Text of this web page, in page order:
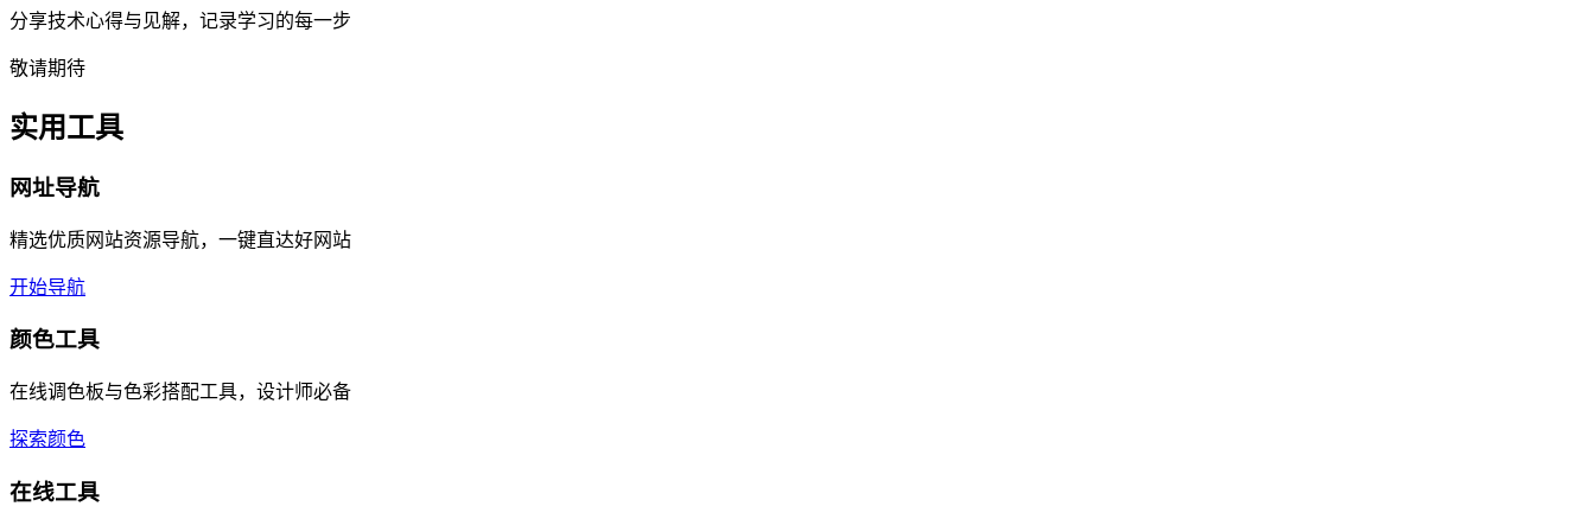
分享技术心得与见解，记录学习的每一步
敬请期待
实用工具
网址导航
精选优质网站资源导航，一键直达好网站
开始导航
颜色工具
在线调色板与色彩搭配工具，设计师必备
探索颜色
在线工具